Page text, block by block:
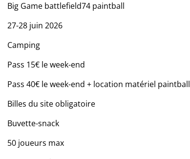
Big Game battlefield74 paintball
27-28 juin 2026
Camping
Pass 15€ le week-end
Pass 40€ le week-end + location matériel paintball
Billes du site obligatoire
Buvette-snack
50 joueurs max